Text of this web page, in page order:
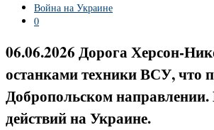
Война на Украине
0
06.06.2026 Дорога Херсон-
останками техники ВСУ, что
Добропольском
действий на Украине.